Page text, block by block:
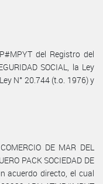
del Registro del
SOCIAL, la Ley
N° 20.744 (t.o. 1976) y
DE MAR DEL
PACK SOCIEDAD DE
acuerdo directo, el cual